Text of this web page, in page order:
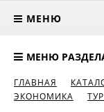
МЕНЮ
МЕНЮ
ГЛАВНАЯ
ЭКОНОМИКА